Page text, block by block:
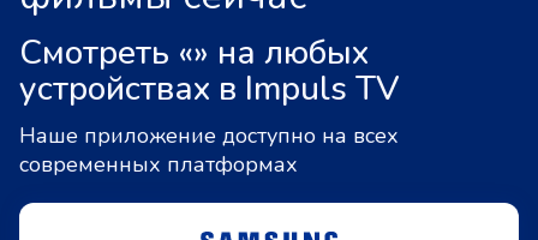
Смотреть «» на любых
устройствах в Impuls TV
Наше приложение доступно на всех
современных платформах